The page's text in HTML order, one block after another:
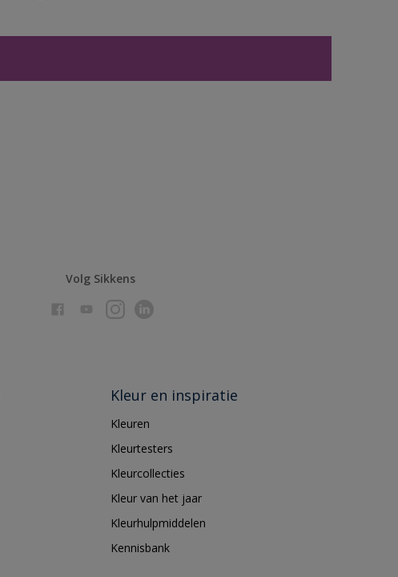
Volg Sikkens
Kleur en inspiratie
Kleuren
Kleurtesters
Kleurcollecties
Kleur van het jaar
Kleurhulpmiddelen
Kennisbank